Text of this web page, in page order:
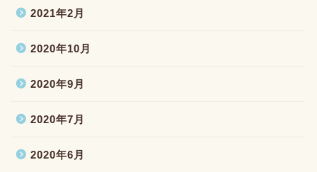
2021年2月
2020年10月
2020年9月
2020年7月
2020年6月